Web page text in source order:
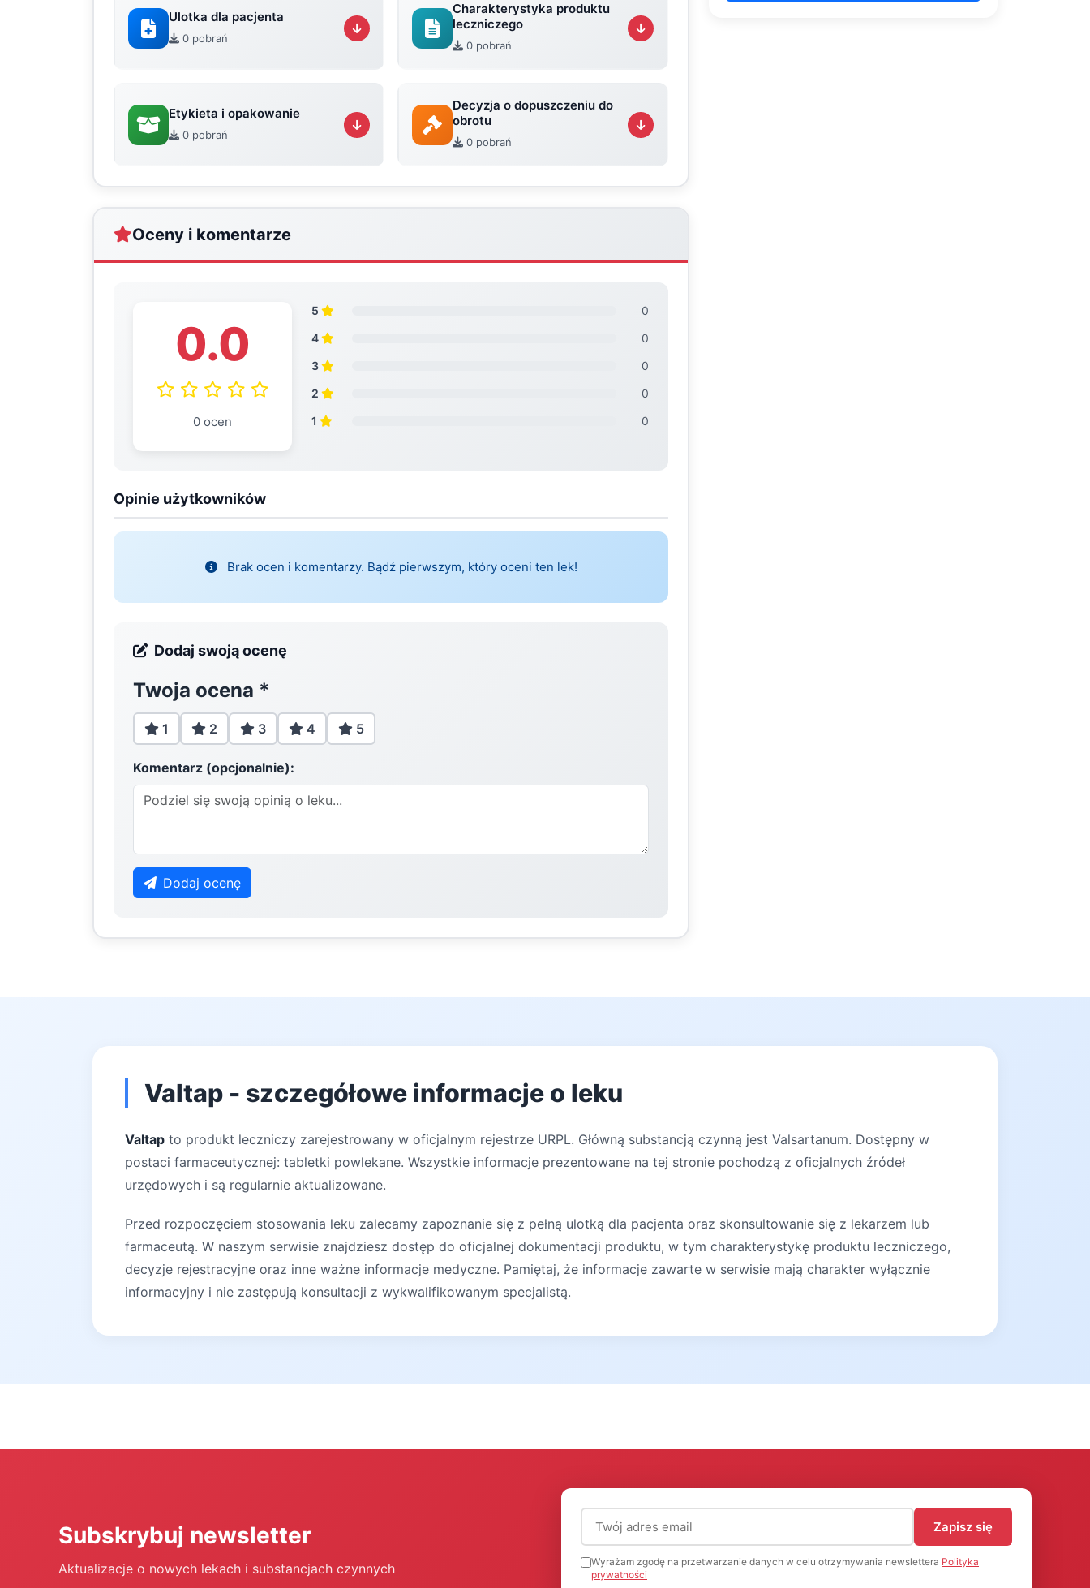
Ulotka dla pacjenta
0 pobrań
Charakterystyka produktu
leczniczego
0 pobrań
Etykieta i opakowanie
0 pobrań
Decyzja o dopuszczeniu do
obrotu
0 pobrań
Oceny i komentarze
0.0
0 ocen
5
0
4
0
3
0
2
0
1
0
Opinie użytkowników
Brak ocen i komentarzy. Bądź pierwszym, który oceni ten lek!
Dodaj swoją ocenę
Twoja ocena *
1 2 3 4 5
Komentarz (opcjonalnie):
Dodaj ocenę
Valtap - szczegółowe informacje o leku
Valtap to produkt leczniczy zarejestrowany w oficjalnym rejestrze URPL. Główną substancją czynną jest Valsartanum. Dostępny w
postaci farmaceutycznej: tabletki powlekane. Wszystkie informacje prezentowane na tej stronie pochodzą z oficjalnych źródeł
urzędowych i są regularnie aktualizowane.
Przed rozpoczęciem stosowania leku zalecamy zapoznanie się z pełną ulotką dla pacjenta oraz skonsultowanie się z lekarzem lub
farmaceutą. W naszym serwisie znajdziesz dostęp do oficjalnej dokumentacji produktu, w tym charakterystykę produktu leczniczego,
decyzje rejestracyjne oraz inne ważne informacje medyczne. Pamiętaj, że informacje zawarte w serwisie mają charakter wyłącznie
informacyjny i nie zastępują konsultacji z wykwalifikowanym specjalistą.
Subskrybuj newsletter
Aktualizacje o nowych lekach i substancjach czynnych
Adres email (wymagany)
Zapisz się
Wyrażam zgodę na przetwarzanie danych w celu otrzymywania newslettera Polityka
prywatności